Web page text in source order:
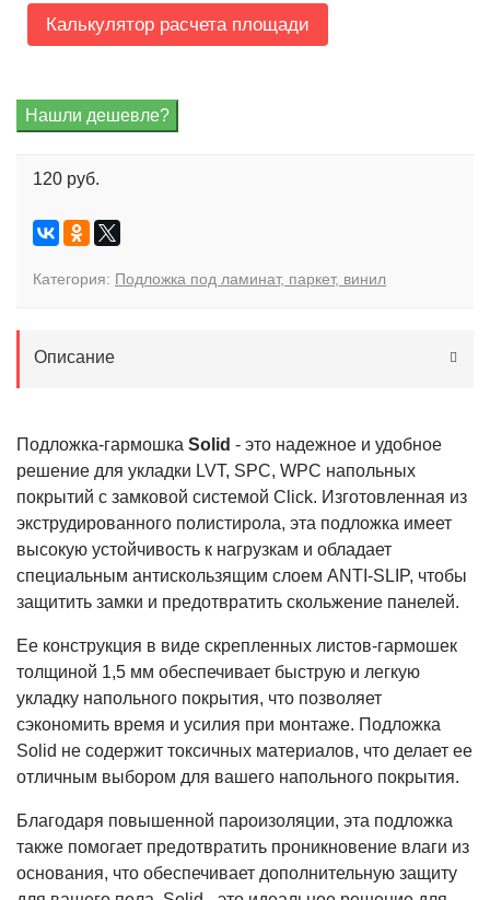
Калькулятор расчета площади
120 руб.
Категория: Подложка под ламинат, паркет, винил
Описание
Подложка-гармошка Solid - это надежное и удобное
решение для укладки LVT, SPC, WPC напольных
покрытий с замковой системой Click. Изготовленная из
экструдированного полистирола, эта подложка имеет
высокую устойчивость к нагрузкам и обладает
специальным антискользящим слоем ANTI-SLIP, чтобы
защитить замки и предотвратить скольжение панелей.
Ее конструкция в виде скрепленных листов-гармошек
толщиной 1,5 мм обеспечивает быструю и легкую
укладку напольного покрытия, что позволяет
сэкономить время и усилия при монтаже. Подложка
Solid не содержит токсичных материалов, что делает ее
отличным выбором для вашего напольного покрытия.
Благодаря повышенной пароизоляции, эта подложка
также помогает предотвратить проникновение влаги из
основания, что обеспечивает дополнительную защиту